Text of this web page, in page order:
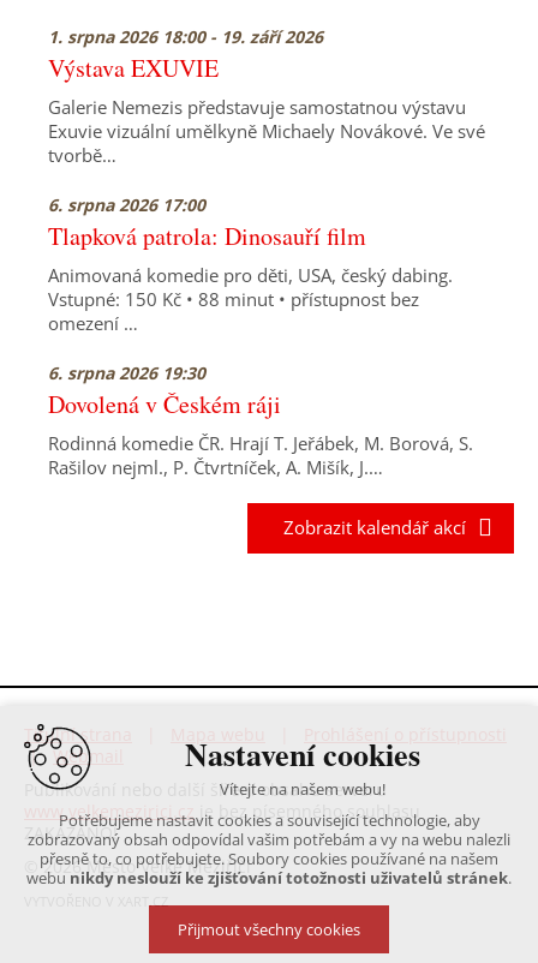
1. srpna 2026 18:00 - 19. září 2026
Výstava EXUVIE
Galerie Nemezis představuje samostatnou výstavu
Exuvie vizuální umělkyně Michaely Novákové. Ve své
tvorbě…
6. srpna 2026 17:00
Tlapková patrola: Dinosauří film
Animovaná komedie pro děti, USA, český dabing.
Vstupné: 150 Kč • 88 minut • přístupnost bez
omezení …
6. srpna 2026 19:30
Dovolená v Českém ráji
Rodinná komedie ČR. Hrají T. Jeřábek, M. Borová, S.
Rašilov nejml., P. Čtvrtníček, A. Mišík, J.…
Zobrazit kalendář akcí
Titulní strana
|Webmail
Publikování nebo další šíření obsahu serveru
www.velkemezirici.cz
je bez písemného souhlasu
ZAKÁZÁNO!
© 2026 Město Velké Meziříčí
VYTVOŘENO V XART.CZ
Nastavení cookies
Vítejte na našem webu!
Potřebujeme nastavit cookies a související technologie, aby
zobrazovaný obsah odpovídal vašim potřebám a vy na webu nalezli
přesně to, co potřebujete. Soubory cookies používané na našem
webu nikdy neslouží ke zjišťování totožnosti uživatelů stránek.
Přijmout všechny cookies